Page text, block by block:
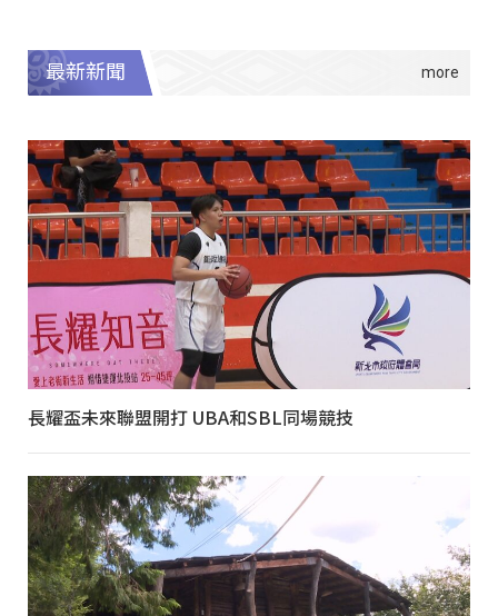
最新新聞
長耀盃未來聯盟開打 UBA和SBL同場競技